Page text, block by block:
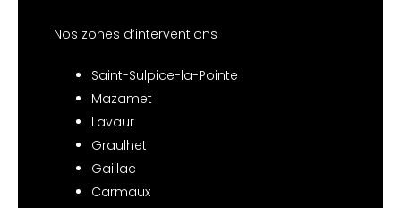
Nos zones d’interventions
Saint-Sulpice-la-Pointe
Mazamet
Lavaur
Graulhet
Gaillac
Carmaux